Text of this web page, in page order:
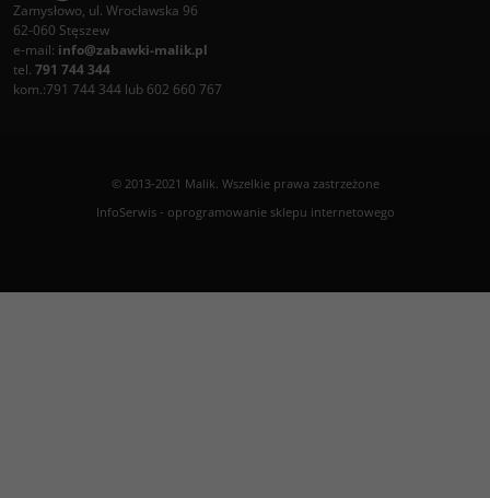
Zamysłowo, ul. Wrocławska 96
62-060 Stęszew
e-mail: info@zabawki-malik.pl
tel. 791 744 344
kom.:791 744 344 lub 602 660 767
© 2013-2021 Malik. Wszelkie prawa zastrzeżone
InfoSerwis- oprogramowanie sklepu internetowego